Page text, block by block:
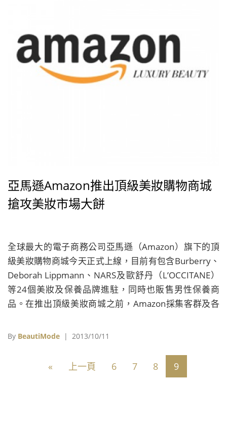
亞馬遜Amazon推出頂級美妝購物商城
搶攻美妝市場大餅
全球最大的電子商務公司亞馬遜（Amazon）旗下的頂
級美妝購物商城今天正式上線，目前有包含Burberry、
Deborah Lippmann、NARS及歐舒丹（L’OCCITANE）
等24個美妝及保養品牌進駐，同時也販售男性保養商
品。在推出頂級美妝商城之前，Amazon採集客群及各
品及品牌分類外，購物時還可以點選「Shop by
Amazon最新線上服務】 延伸閱讀： 全球時尚商城龍
頭頗特女士Net-a-Porter 自創社群平台The Netbook正
By BeautiMode | 2013/10/11
« 上一頁 6 7 8 9